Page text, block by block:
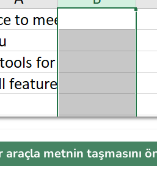
araçla metnin taşmasını